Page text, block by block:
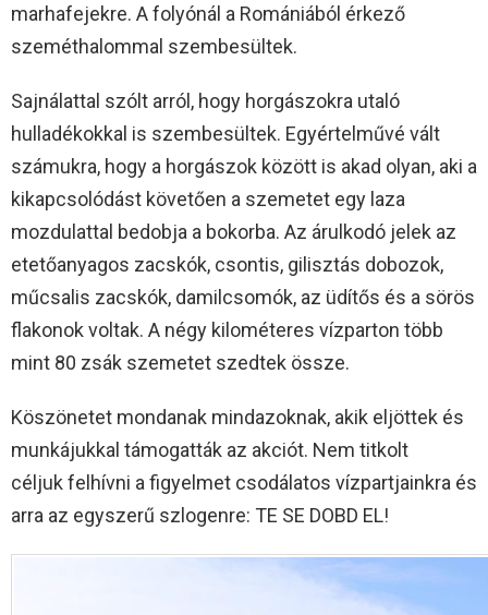
marhafejekre. A folyónál a Romániából érkező
szeméthalommal szembesültek.
Sajnálattal szólt arról, hogy horgászokra utaló
hulladékokkal is szembesültek. Egyértelművé vált
számukra, hogy a horgászok között is akad olyan, aki a
kikapcsolódást követően a szemetet egy laza
mozdulattal bedobja a bokorba. Az árulkodó jelek az
etetőanyagos zacskók, csontis, gilisztás dobozok,
műcsalis zacskók, damilcsomók, az üdítős és a sörös
flakonok voltak. A négy kilométeres vízparton több
mint 80 zsák szemetet szedtek össze.
Köszönetet mondanak mindazoknak, akik eljöttek és
munkájukkal támogatták az akciót. Nem titkolt
céljuk felhívni a figyelmet csodálatos vízpartjainkra és
arra az egyszerű szlogenre: TE SE DOBD EL!